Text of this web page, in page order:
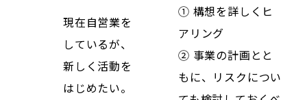
現在自営業を
しているが、
新しく活動を
はじめたい。
① 構想を詳しくヒ
アリング
② 事業の計画とと
もに、リスクについ